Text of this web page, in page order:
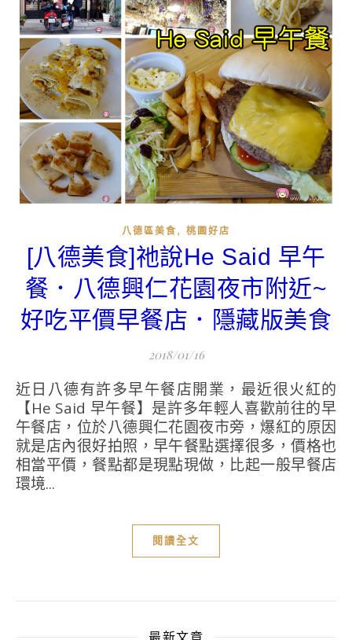
八德區美食 , 桃園好店
[八德美食]祂說He Said 早午
餐．八德興仁花園夜市附近~
好吃平價早餐店．隱藏版美食
2018/01/16
近日八德有許多早午餐店開業，最近很火紅的
【He Said 早午餐】是許多年輕人喜歡前往的早
午餐店，位於八德興仁花園夜市旁，爆紅的原因
就是店內很好拍照，早午餐點選擇很多，價格也
相當平價，餐點都是現點現做，比起一般早餐店
環境...
閱讀全文
最新文章